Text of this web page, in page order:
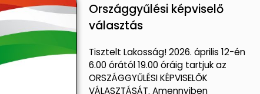
Országgyűlési képviselő
választás
Tisztelt Lakosság! 2026. április 12-én
6.00 órától 19.00 óráig tartjuk az
ORSZÁGGYŰLÉSI KÉPVISELŐK
VÁLASZTÁSÁT. Amennyiben